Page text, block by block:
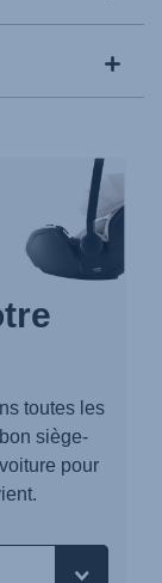
toutes les
siège-
pour